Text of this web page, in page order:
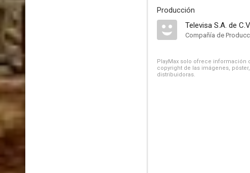
Producción
Televisa S.A. de C.V
Compañía de
PlayMax solo ofrece información
copyright de las imágenes,
distribuidoras.